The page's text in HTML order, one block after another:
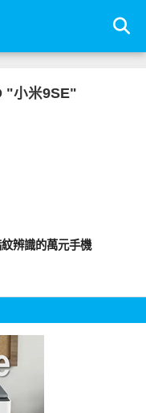
"小米9SE"
辨識的萬元手機